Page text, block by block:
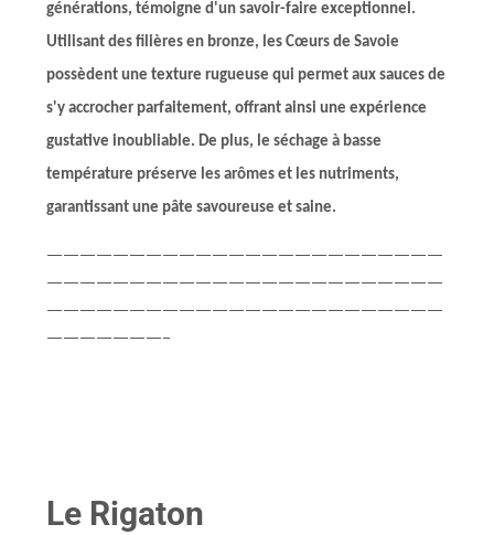
générations, témoigne d'un savoir-faire exceptionnel.
Utilisant des filières en bronze, les Cœurs de Savoie
possèdent une texture rugueuse qui permet aux sauces de
s'y accrocher parfaitement, offrant ainsi une expérience
gustative inoubliable. De plus, le séchage à basse
température préserve les arômes et les nutriments,
garantissant une pâte savoureuse et saine.
————————————————————————
————————————————————————
————————————————————————
———————–
Le Rigaton